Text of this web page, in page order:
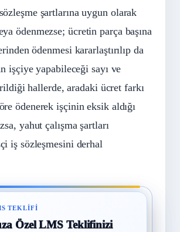
şartlarına uygun olarak
ödenmezse; ücretin parça başına
ödenmesi kararlaştırılıp da
işçiye yapabileceği sayı ve
hallerde, aradaki ücret farkı
ödenerek işçinin eksik aldığı
yahut çalışma şartları
iş sözleşmesini derhal
TEKLIFI
Özel LMS Teklifinizi